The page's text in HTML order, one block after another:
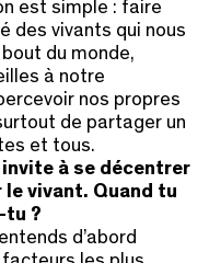
est simple : faire
des vivants qui nous
du monde,
à notre
nos propres
de partager un
et tous.
à se décentrer
vivant. Quand tu
tu ?
d’abord